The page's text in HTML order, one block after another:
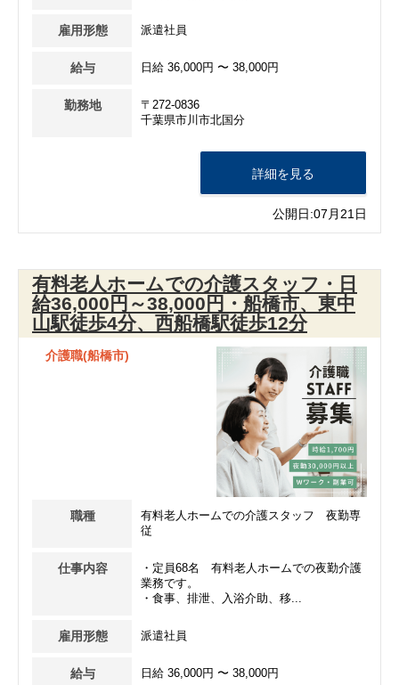
雇用形態 派遣社員
給与 日給 36,000円 〜 38,000円
勤務地
〒272-0836
千葉県市川市北国分
詳細を見る
公開日:07月21日
有料老人ホームでの介護スタッフ・日
給36,000円～38,000円・船橋市、東中
山駅徒歩4分、西船橋駅徒歩12分
介護職(船橋市)
職種
有料老人ホームでの介護スタッフ 夜勤専
従
仕事内容
・定員68名 有料老人ホームでの夜勤介護
業務です。
・食事、排泄、入浴介助、移...
雇用形態 派遣社員
給与 日給 36,000円 〜 38,000円